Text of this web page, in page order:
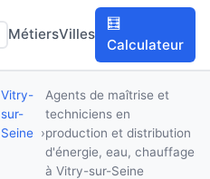
MétiersVilles
🧮
Calculateur
Vitry-
sur-
Seine
Agents de maîtrise et
techniciens en
production et distribution
d'énergie, eau, chauffage
à Vitry-sur-Seine